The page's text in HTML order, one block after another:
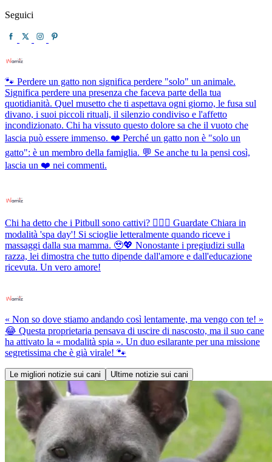
Seguici
🐾 Perdere un gatto non significa perdere "solo" un animale.
Significa perdere una presenza che faceva parte della tua
quotidianità. Quel musetto che ti aspettava ogni giorno, le fusa sul
divano, i suoi piccoli rituali, il silenzio condiviso e l'affetto
incondizionato. Chi ha vissuto questo dolore sa che il vuoto che
lascia può essere immenso. ❤️ Perché un gatto non è "solo un
gatto": è un membro della famiglia. 💬 Se anche tu la pensi così,
lascia un ❤️ nei commenti.
Chi ha detto che i Pitbull sono cattivi? 💆‍♀️✨ Guardate Chiara in
modalità 'spa day'! Si scioglie letteralmente quando riceve i
massaggi dalla sua mamma. 🥹💖 Nonostante i pregiudizi sulla
razza, lei dimostra che tutto dipende dall'amore e dall'educazione
ricevuta. Un vero amore!
« Non so dove stiamo andando così lentamente, ma vengo con te! »
😂 Questa proprietaria pensava di uscire di nascosto, ma il suo cane
ha attivato la « modalità spia ». Un duo esilarante per una missione
segretissima che è già virale! 🐾
Le migliori notizie sui cani Ultime notizie sui cani